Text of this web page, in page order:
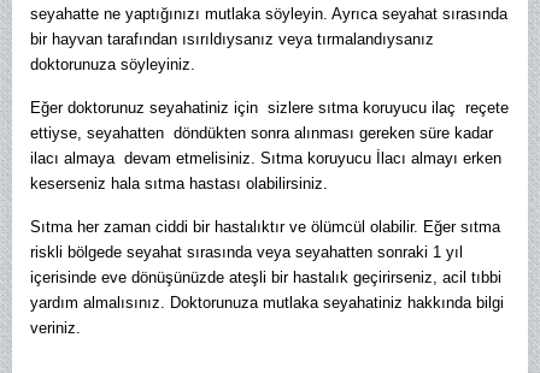
seyahatte ne yaptığınızı mutlaka söyleyin. Ayrıca seyahat sırasında
bir hayvan tarafından ısırıldıysanız veya tırmalandıysanız
doktorunuza söyleyiniz.
Eğer doktorunuz seyahatiniz için sizlere sıtma koruyucu ilaç reçete
ettiyse, seyahatten döndükten sonra alınması gereken süre kadar
ilacı almaya devam etmelisiniz. Sıtma koruyucu İlacı almayı erken
keserseniz hala sıtma hastası olabilirsiniz.
Sıtma her zaman ciddi bir hastalıktır ve ölümcül olabilir. Eğer sıtma
riskli bölgede seyahat sırasında veya seyahatten sonraki 1 yıl
içerisinde eve dönüşünüzde ateşli bir hastalık geçirirseniz, acil tıbbi
yardım almalısınız. Doktorunuza mutlaka seyahatiniz hakkında bilgi
veriniz.